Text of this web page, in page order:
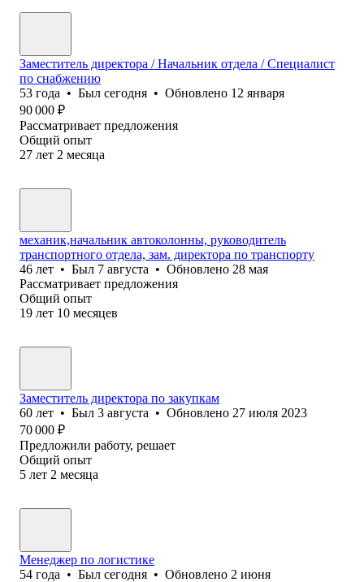
Заместитель директора / Начальник отдела / Специалист
по снабжению
53 года • Был сегодня • Обновлено 12 января
90 000 ₽
Рассматривает предложения
Общий опыт
27 лет 2 месяца
механик,начальник автоколонны, руководитель
транспортного отдела, зам. директора по транспорту
46 лет • Был 7 августа • Обновлено 28 мая
Рассматривает предложения
Общий опыт
19 лет 10 месяцев
Заместитель директора по закупкам
60 лет • Был 3 августа • Обновлено 27 июля 2023
70 000 ₽
Предложили работу, решает
Общий опыт
5 лет 2 месяца
Менеджер по логистике
54 года • Был сегодня • Обновлено 2 июня